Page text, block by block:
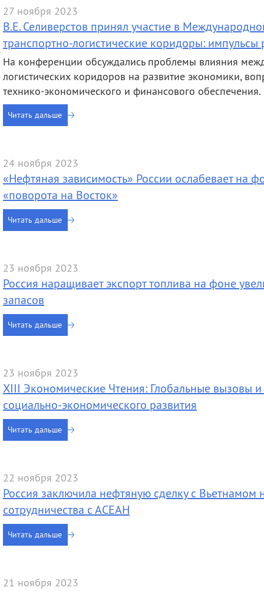
Контакты
27 ноября 2023
В.Е. Селиверстов принял участие в
транспортно-логистические коридоры: импульсы
На конференции обсуждались проблемы влияния
логистических коридоров на развитие экономики,
технико-экономического и финансового обеспечения.
Читать дальше
24 ноября 2023
«Нефтяная зависимость» России ослабевает на
«поворота на Восток»
Читать дальше
23 ноября 2023
Россия наращивает экспорт топлива на фоне
запасов
Читать дальше
23 ноября 2023
XIII Экономические Чтения: Глобальные вызовы
социально-экономического развития
Читать дальше
22 ноября 2023
Россия заключила нефтяную сделку с Вьетнамом
сотрудничества с АСЕАН
Читать дальше
21 ноября 2023